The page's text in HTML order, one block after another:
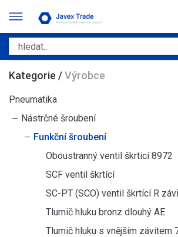
Kategorie /Výrobce
Pneumatika
Nástrčné šroubení
Funkční šroubení
Oboustranný ventil škrticí 8972
SCF ventil škrtící
SC-PT (SCO) ventil škrtící R
Tlumič hluku bronz dlouhý AE
Tlumič hluku s vnějším závitem